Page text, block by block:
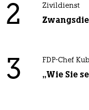
2 Zivildienst
3 FDP-Chef
„Wie Sie